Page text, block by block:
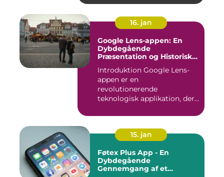
16. jan
Google Lens-appen: En
Dybdegående
Præsentation og Historisk
Introduktion Google Lens-
appen er en
revolutionerende
teknologisk applikation, der
15. jan
Føtex Plus App - En
Dybdegående
Gennemgang af et